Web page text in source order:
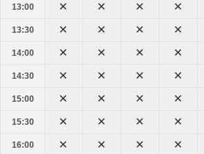
13:00
13:30
14:00
14:30
15:00
15:30
16:00